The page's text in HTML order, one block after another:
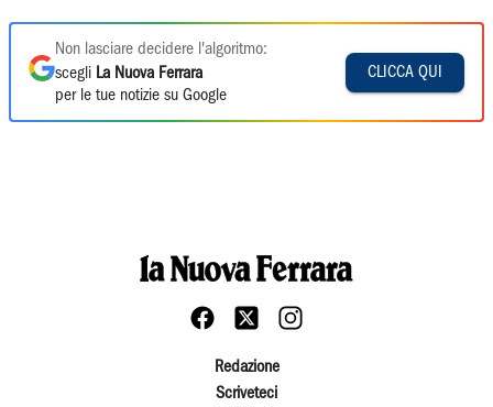
Non lasciare decidere l'algoritmo:
scegli La Nuova Ferrara
per le tue notizie su Google
CLICCA QUI
Redazione
Scriveteci